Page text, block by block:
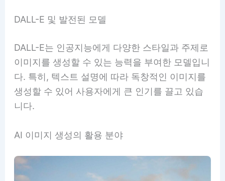
DALL-E 및 발전된 모델
DALL-E는 인공지능에게 다양한 스타일과 주제로
이미지를 생성할 수 있는 능력을 부여한 모델입니
다. 특히, 텍스트 설명에 따라 독창적인 이미지를
생성할 수 있어 사용자에게 큰 인기를 끌고 있습
니다.
AI 이미지 생성의 활용 분야